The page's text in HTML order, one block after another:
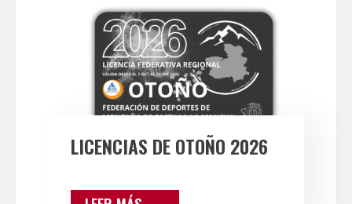
LICENCIAS DE OTOÑO 2026